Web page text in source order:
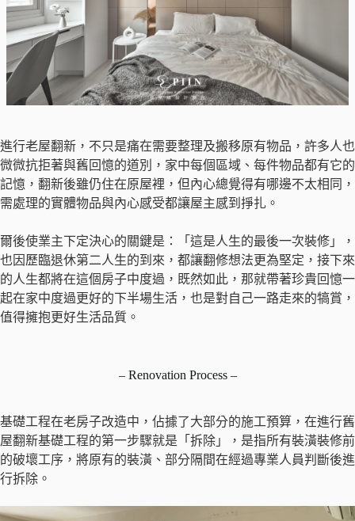
進行老屋翻新，不只是痛在需要整理及搬移原有物品，許多人也
微微抗拒著與舊回憶的道別，家中每個區域、每件物品都有它的
記憶，翻新後雖仍住在原屋裡，但內心總覺得有哪邊不太相同，
需處理的實體物品與內心感受都讓屋主感到掙扎。
爾後使業主下定決心的關鍵是：「這是人生的最後一次裝修」，
也因歷臨退休第二人生的到來，都讓翻修想法更為堅定，接下來
的人生都將在這個房子中度過，既然如此，那就帶著珍貴回憶一
起在家中度過更好的下半場生活，也是對自己一路走來的犒賞，
值得擁抱更好生活品質。
– Renovation Process –
基礎工程在老房子改造中，佔據了大部分的施工預算，在進行舊
屋翻新基礎工程的第一步驟就是「拆除」，是指所有裝潢裝修前
的破壞工序，將原有的裝潢、部分隔間在經過專業人員判斷後進
行拆除。